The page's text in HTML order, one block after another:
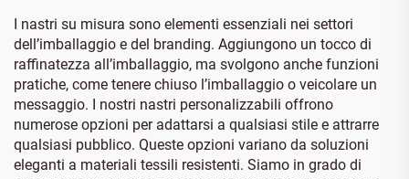
I nastri su misura sono elementi essenziali nei settori
dell’imballaggio e del branding. Aggiungono un tocco di
raffinatezza all’imballaggio, ma svolgono anche funzioni
pratiche, come tenere chiuso l’imballaggio o veicolare un
messaggio. I nostri nastri personalizzabili offrono
numerose opzioni per adattarsi a qualsiasi stile e attrarre
qualsiasi pubblico. Queste opzioni variano da soluzioni
eleganti a materiali tessili resistenti. Siamo in grado di